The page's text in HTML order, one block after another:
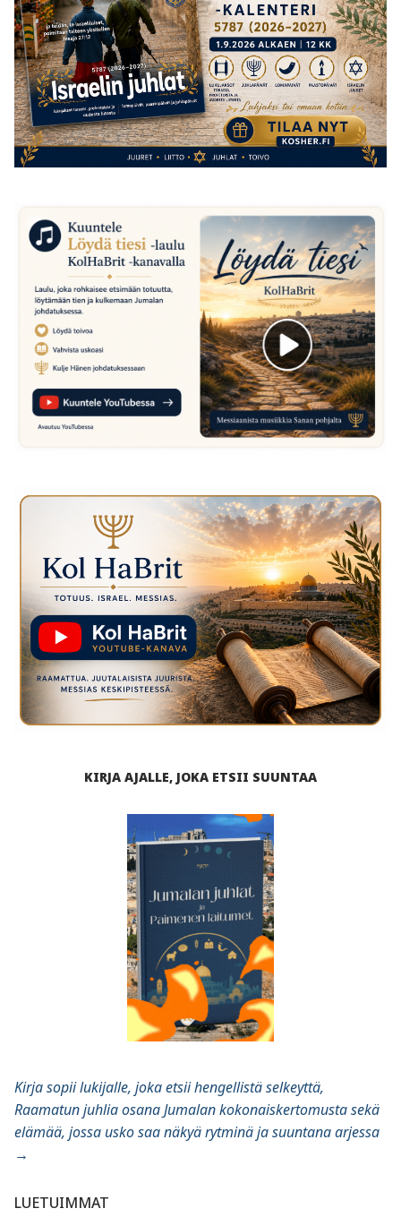
KIRJA AJALLE, JOKA ETSII SUUNTAA
Kirja sopii lukijalle, joka etsii hengellistä selkeyttä,
Raamatun juhlia osana Jumalan kokonaiskertomusta sekä
elämää, jossa usko saa näkyä rytminä ja suuntana arjessa
→
LUETUIMMAT